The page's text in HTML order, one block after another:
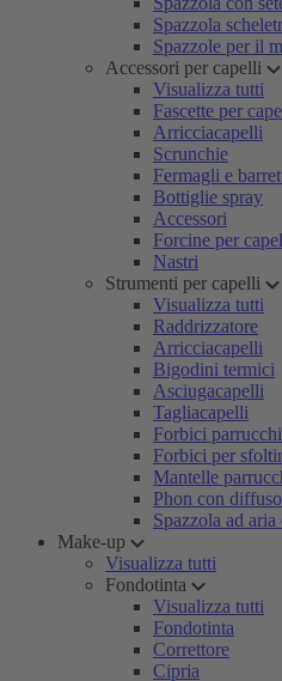
Spazzola
Spazzole per il
Accessori per capelli
Visualizza tutti
Fascette per
Arricciacapelli
Scrunchie
Fermagli e
Bottiglie spray
Accessori
Forcine per
Nastri
Strumenti per capelli
Visualizza tutti
Raddrizzatore
Arricciacapelli
Bigodini termici
Asciugacapelli
Tagliacapelli
Forbici
Forbici per
Mantelle
Phon con
Spazzola ad aria
Make-up
Visualizza tutti
Fondotinta
Visualizza tutti
Fondotinta
Correttore
Cipria